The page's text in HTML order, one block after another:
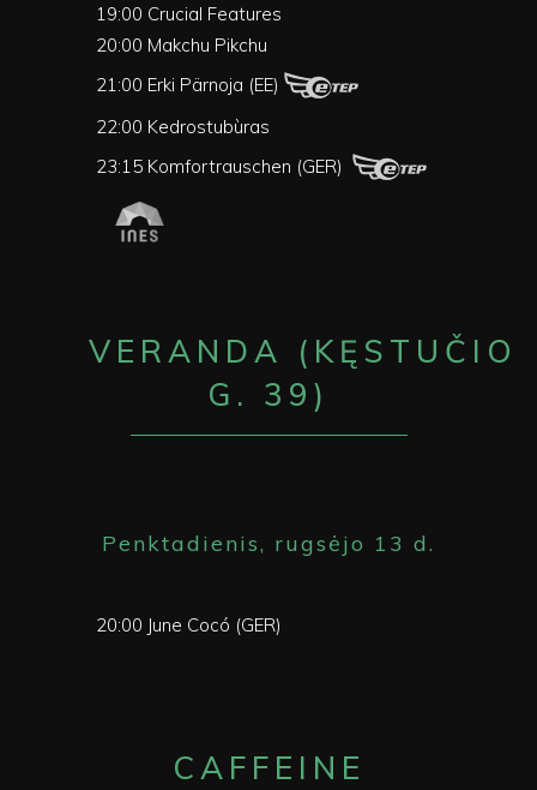
19:00 Crucial Features
20:00 Makchu Pikchu
21:00 Erki Pärnoja (EE)
22:00 Kedrostubùras
23:15 Komfortrauschen (GER)
VERANDA (KĘSTUČIO
G. 39)
Penktadienis, rugsėjo 13 d.
20:00 June Cocó (GER)
CAFFEINE